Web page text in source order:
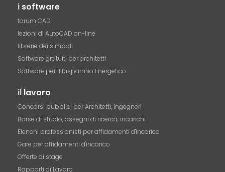
i software
forum CAD
lezioni di AutoCAD on-line
librerie dei simboli
Software gratuiti per architetti
Software per il Risparmio Energetico
il lavoro
Concorsi pubblici per Architetti, Ingegneri
Borse di studio, assegni di ricerca, incarichi
Elenchi professionisti per affidamenti d'incarico
Gare per affidamenti d'incarico
Offerte di stage
Rapporti di Lavoro